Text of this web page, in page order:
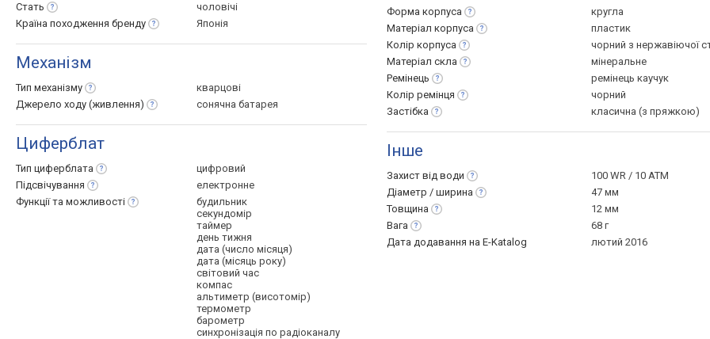
Стать
чоловічі
Країна походження бренду Японія
Механізм
Тип механізму
кварцові
Джерело ходу (живлення) сонячна батарея
Циферблат
Тип циферблата
цифровий
Підсвічування
електронне
Функції та можливості
будильник
секундомір
таймер
день тижня
дата (число місяця)
дата (місяць року)
світовий час
компас
альтиметр (висотомір)
термометр
барометр
синхронізація по радіоканалу
Форма корпуса
кругла
Матеріал корпуса
пластик
Колір корпуса
чорний з нержавіючої
Матеріал скла
мінеральне
Ремінець
ремінець каучук
Колір ремінця
чорний
Застібка
класична (з пряжкою)
Інше
Захист від води
100 WR / 10 ATM
Діаметр / ширина
47 мм
Товщина
12 мм
Вага
68 г
Дата додавання на E-Katalog
лютий 2016